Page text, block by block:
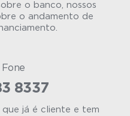
o banco, nossos
o andamento de
8337
já é cliente e tem